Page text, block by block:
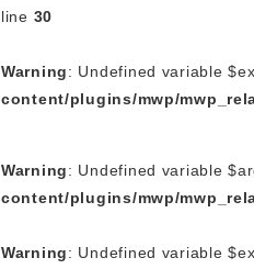
line 30
Warning: Undefined variable
content/plugins/mwp/
Warning: Undefined variable
content/plugins/mwp/
Warning: Undefined variable